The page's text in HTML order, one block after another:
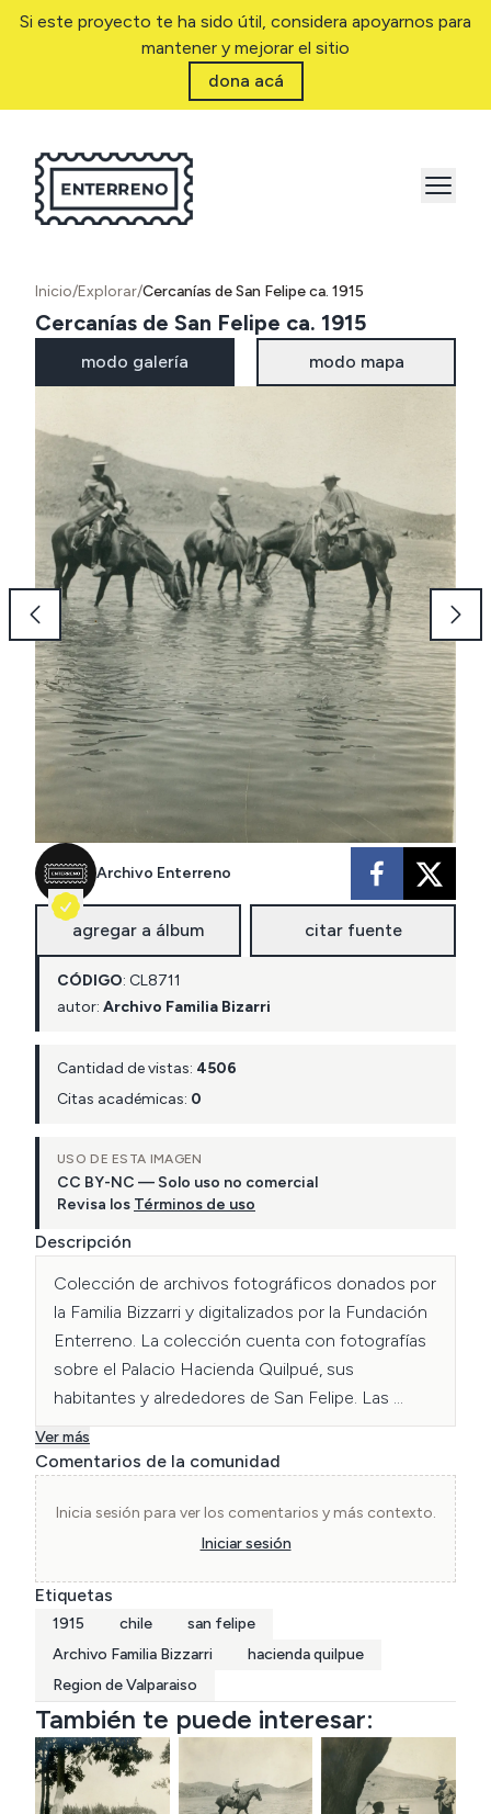
Si este proyecto te ha sido útil, considera apoyarnos para
mantener y mejorar el sitio
dona acá
Inicio/Explorar/Cercanías de San Felipe ca. 1915
Cercanías de San Felipe ca. 1915
modo galería modo mapa
Archivo Enterreno
agregar a álbum citar fuente
CÓDIGO: CL8711
autor: Archivo Familia Bizarri
Cantidad de vistas: 4506
Citas académicas: 0
USO DE ESTA IMAGEN
CC BY-NC — Solo uso no comercial
Revisa los Términos de uso
Descripción
Colección de archivos fotográficos donados por
la Familia Bizzarri y digitalizados por la Fundación
Enterreno. La colección cuenta con fotografías
sobre el Palacio Hacienda Quilpué, sus
habitantes y alrededores de San Felipe. Las
imágenes mostradas de esta colección fueron
tomadas aproximadamente en el año 1915.
Ver más
Comentarios de la comunidad
Inicia sesión para ver los comentarios y más contexto.
Iniciar sesión
Etiquetas
1915 chile
san felipe
Archivo Familia Bizzarri
hacienda quilpue
Region de Valparaiso
También te puede interesar: